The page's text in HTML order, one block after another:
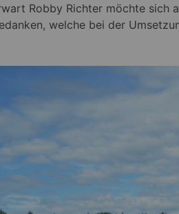
Robby Richter möchte sich
welche bei der